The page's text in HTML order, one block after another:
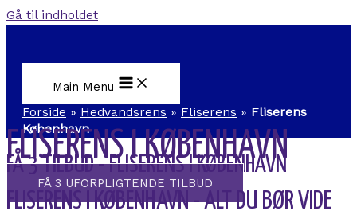
Gå til indholdet
Main Menu
Forside » Hedvandsrens » Fliserens » Fliserens
København
FLISERENS I KØBENHAVN
FÅ 3 TILBUD - FLISERENS I KØBENHAVN
FÅ 3 UFORPLIGTENDE TILBUD
FLISERENS I KØBENHAVN - ALT DU BØR VIDE